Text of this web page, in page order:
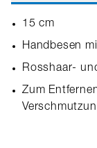
15 cm
Handbesen
Rosshaar-
Zum